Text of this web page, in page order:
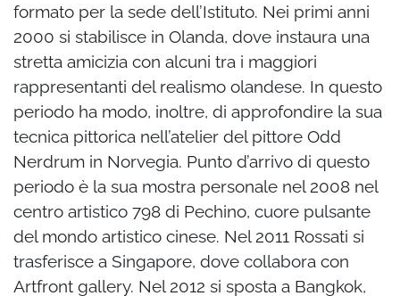
formato per la sede dell’Istituto. Nei primi anni
2000 si stabilisce in Olanda, dove instaura una
stretta amicizia con alcuni tra i maggiori
rappresentanti del realismo olandese. In questo
periodo ha modo, inoltre, di approfondire la sua
tecnica pittorica nell’atelier del pittore Odd
Nerdrum in Norvegia. Punto d’arrivo di questo
periodo è la sua mostra personale nel 2008 nel
centro artistico 798 di Pechino, cuore pulsante
del mondo artistico cinese. Nel 2011 Rossati si
trasferisce a Singapore, dove collabora con
Artfront gallery. Nel 2012 si sposta a Bangkok,